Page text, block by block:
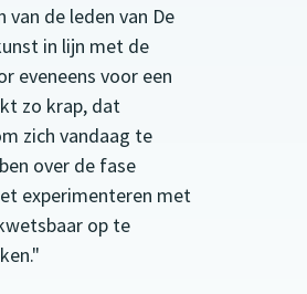
de leden van De
in lijn met de
eveneens voor een
zo krap, dat
zich vandaag te
over de fase
experimenteren met
op te